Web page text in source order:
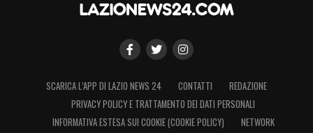
SCARICA L’APP DI LAZIO NEWS 24 CONTATTI
REDAZIONE
PRIVACY POLICY E TRATTAMENTO DEI DATI PERSONALI
INFORMATIVA ESTESA SUI COOKIE (COOKIE POLICY)
NETWORK